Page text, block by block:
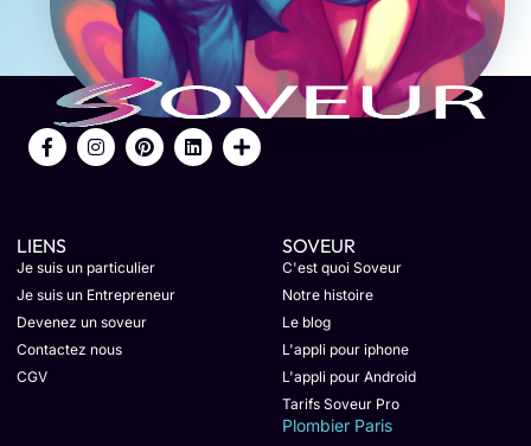
LIENS
Je suis un particulier
Je suis un Entrepreneur
Devenez un soveur
Contactez nous
CGV
SOVEUR
C'est quoi Soveur
Notre histoire
Le blog
L'appli pour iphone
L'appli pour Android
Tarifs Soveur Pro
Plombier Paris